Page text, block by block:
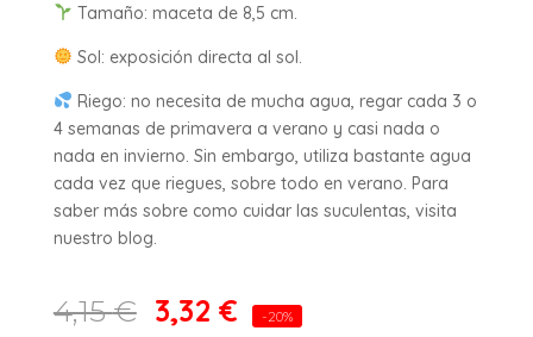
Tamaño: maceta de 8,5 cm.
Sol: exposición directa al sol.
Riego: no necesita de mucha agua, regar cada 3 o
4 semanas de primavera a verano y casi nada o
nada en invierno. Sin embargo, utiliza bastante agua
cada vez que riegues, sobre todo en verano. Para
saber más sobre como cuidar las suculentas, visita
nuestro blog.
4,15€ 3,32 € -20%